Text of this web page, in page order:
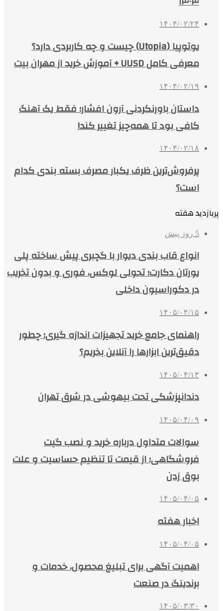
۱۴۰۴/۰۲/۲۴
یوتوپیا (Utopia) چیست و چه کاربردی دارد؟
معرفی کامل UUSD + آموزش خرید از مهران بیت
۱۴۰۴/۰۲/۱۹
داستان باورنکردنی آرون افشار؛ فقط یک آهنگ
کافی بود تا همه‌چیز تغییر کند!
۱۴۰۴/۰۲/۱۸
پرفروش‌ترین ظرف یکبار مصرف بسته بندی کدام
است؟
پربازدید هفته
5 روز پیش
انواع قاب بندی دیوار با گچبری پیش ساخته پلی
یورتان دکارت؛ تحولی لوکس، فوری و بدون تخریب
در دکوراسیون داخلی
۱۴۰۵/۰۴/۱۵
راهنمای جامع خرید تجهیزات اندازه گیری؛ چطور
دقیق‌ترین ابزارها را آنلاین بخریم؟
۱۴۰۵/۰۴/۱۳
دندانپزشکی تحت بیهوشی در شرق تهران
۱۴۰۵/۰۴/۰۹
سوالات متداول درباره خرید و نصب گیت
فروشگاهی؛ از قیمت تا تنظیم حساسیت و علت
بوق زدن
۱۴۰۵/۰۴/۰۵
اخبار هفته
۱۴۰۵/۰۴/۰۵
اهمیت آگهی برای تبلیغ محصول، خدمات و
برندینگ در صنعت
۱۴۰۵/۰۳/۳۰